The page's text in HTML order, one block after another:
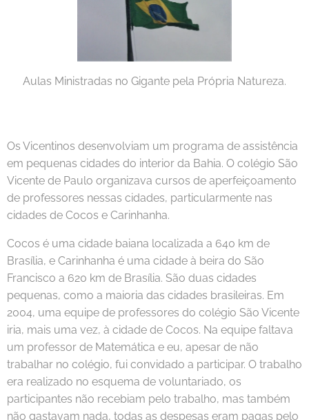
Aulas Ministradas no Gigante pela Própria Natureza.
Os Vicentinos desenvolviam um programa de assistência
em pequenas cidades do interior da Bahia. O colégio São
Vicente de Paulo organizava cursos de aperfeiçoamento
de professores nessas cidades, particularmente nas
cidades de Cocos e Carinhanha.
Cocos é uma cidade baiana localizada a 640 km de
Brasília, e Carinhanha é uma cidade à beira do São
Francisco a 620 km de Brasília. São duas cidades
pequenas, como a maioria das cidades brasileiras. Em
2004, uma equipe de professores do colégio São Vicente
iria, mais uma vez, à cidade de Cocos. Na equipe faltava
um professor de Matemática e eu, apesar de não
trabalhar no colégio, fui convidado a participar. O trabalho
era realizado no esquema de voluntariado, os
participantes não recebiam pelo trabalho, mas também
não gastavam nada, todas as despesas eram pagas pelo